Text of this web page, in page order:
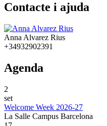
Contacte i ajuda
Anna Alvarez Rius
+34932902391
Agenda
2
set
Welcome Week 2026-27
La Salle Campus Barcelona